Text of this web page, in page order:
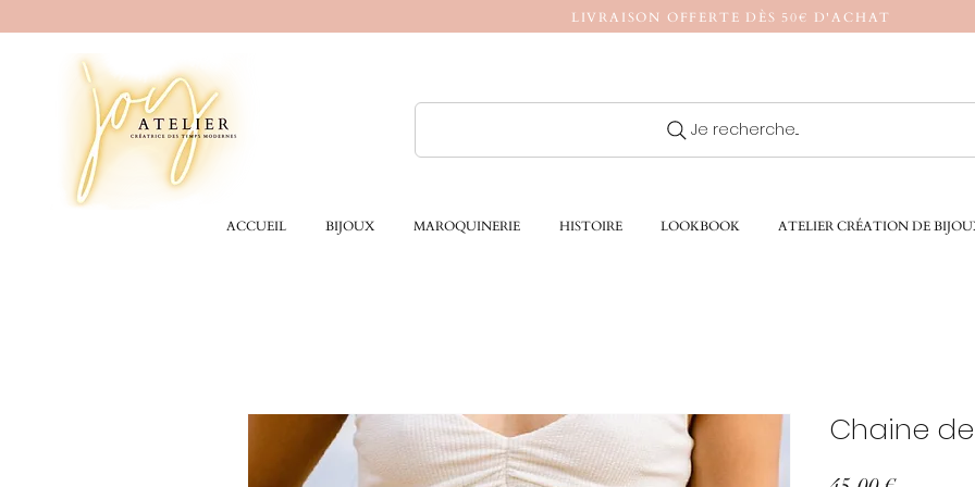
LIVRAISON OFFERTE DÈS 50€ D'ACHAT
Je recherche...
ACCUEIL BIJOUX MAROQUINERIE HISTOIRE LOOKBOOK ATELIER CRÉATION DE
Chaine